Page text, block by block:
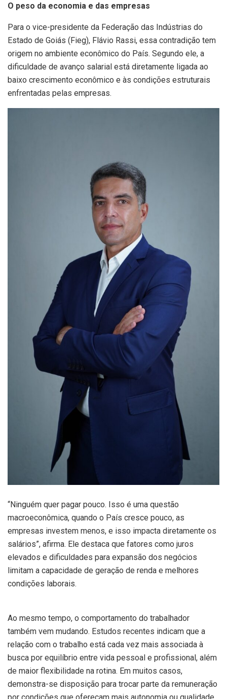
O peso da economia e das empresas
Para o vice-presidente da Federação das Indústrias do
Estado de Goiás (Fieg), Flávio Rassi, essa contradição tem
origem no ambiente econômico do País. Segundo ele, a
dificuldade de avanço salarial está diretamente ligada ao
baixo crescimento econômico e às condições estruturais
enfrentadas pelas empresas.
“Ninguém quer pagar pouco. Isso é uma questão
macroeconômica, quando o País cresce pouco, as
empresas investem menos, e isso impacta diretamente os
salários”, afirma. Ele destaca que fatores como juros
elevados e dificuldades para expansão dos negócios
limitam a capacidade de geração de renda e melhores
condições laborais.
Ao mesmo tempo, o comportamento do trabalhador
também vem mudando. Estudos recentes indicam que a
relação com o trabalho está cada vez mais associada à
busca por equilíbrio entre vida pessoal e profissional, além
de maior flexibilidade na rotina. Em muitos casos,
demonstra-se disposição para trocar parte da remuneração